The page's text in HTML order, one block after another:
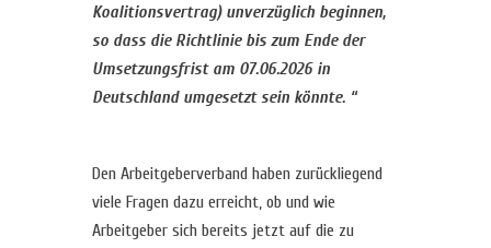
Koalitionsvertrag) unverzüglich beginnen,
so dass die Richtlinie bis zum Ende der
Umsetzungsfrist am 07.06.2026 in
Deutschland umgesetzt sein könnte. “
Den Arbeitgeberverband haben zurückliegend
viele Fragen dazu erreicht, ob und wie
Arbeitgeber sich bereits jetzt auf die zu